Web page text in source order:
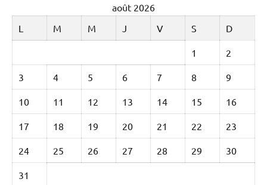
août 2026
L
M M J V S D
1 2
3 4 5 6 7 8 9
10 11 12 13 14 15 16
17 18 19 20 21 22 23
24 25 26 27 28 29 30
31